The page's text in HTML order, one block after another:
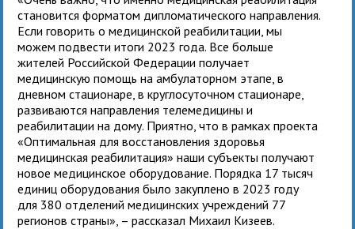
становится форматом дипломатического направления.
Если говорить о медицинской реабилитации, мы
можем подвести итоги 2023 года. Все больше
жителей Российской Федерации получает
медицинскую помощь на амбулаторном этапе, в
дневном стационаре, в круглосуточном стационаре,
развиваются направления телемедицины и
реабилитации на дому. Приятно, что в рамках проекта
«Оптимальная для восстановления здоровья
медицинская реабилитация» наши субъекты получают
новое медицинское оборудование. Порядка 17 тысяч
единиц оборудования было закуплено в 2023 году
для 380 отделений медицинских учреждений 77
регионов страны», – рассказал Михаил Кизеев.